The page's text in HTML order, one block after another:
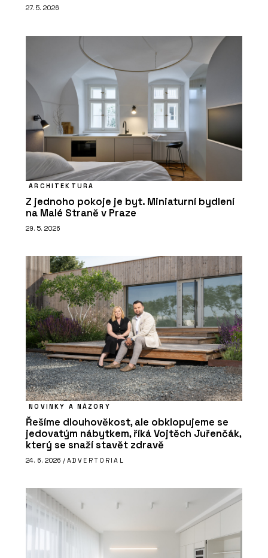
27. 5. 2026
ARCHITEKTURA
Z jednoho pokoje je byt. Miniaturní bydlení
na Malé Straně v Praze
29. 5. 2026
NOVINKY A NÁZORY
Řešíme dlouhověkost, ale obklopujeme se
jedovatým nábytkem, říká Vojtěch Juřenčák,
který se snaží stavět zdravě
24. 6. 2026 / ADVERTORIAL